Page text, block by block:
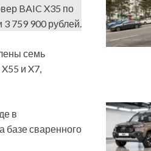
BAIC X35 по
3 759 900 рублей.
семь
и X7,
в
базе сваренного